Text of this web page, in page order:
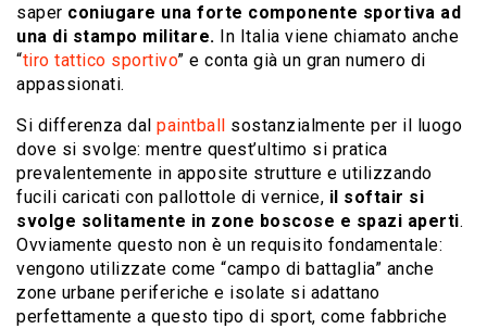
saper coniugare una forte componente sportiva ad
una di stampo militare. In Italia viene chiamato anche
“tiro tattico sportivo” e conta già un gran numero di
appassionati.
Si differenza dal paintball sostanzialmente per il luogo
dove si svolge: mentre quest’ultimo si pratica
prevalentemente in apposite strutture e utilizzando
fucili caricati con pallottole di vernice, il softair si
svolge solitamente in zone boscose e spazi aperti.
Ovviamente questo non è un requisito fondamentale:
vengono utilizzate come “campo di battaglia” anche
zone urbane periferiche e isolate si adattano
perfettamente a questo tipo di sport, come fabbriche